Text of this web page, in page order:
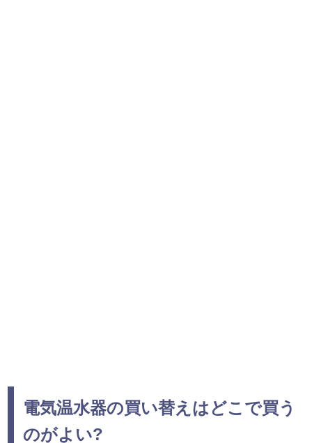
電気温水器の買い替えはどこで買う
のがよい?